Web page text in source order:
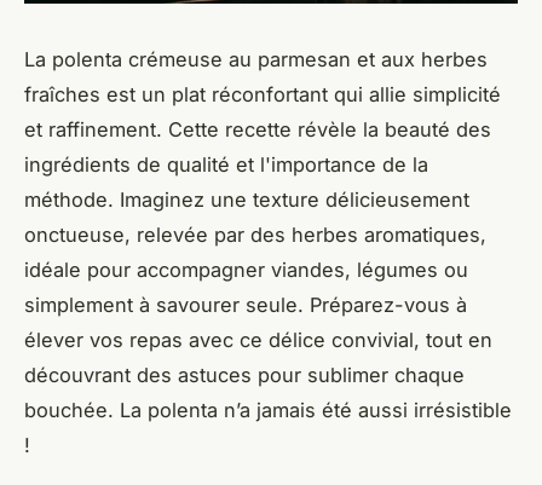
La polenta crémeuse au parmesan et aux herbes
fraîches est un plat réconfortant qui allie simplicité
et raffinement. Cette recette révèle la beauté des
ingrédients de qualité et l'importance de la
méthode. Imaginez une texture délicieusement
onctueuse, relevée par des herbes aromatiques,
idéale pour accompagner viandes, légumes ou
simplement à savourer seule. Préparez-vous à
élever vos repas avec ce délice convivial, tout en
découvrant des astuces pour sublimer chaque
bouchée. La polenta n’a jamais été aussi irrésistible
!